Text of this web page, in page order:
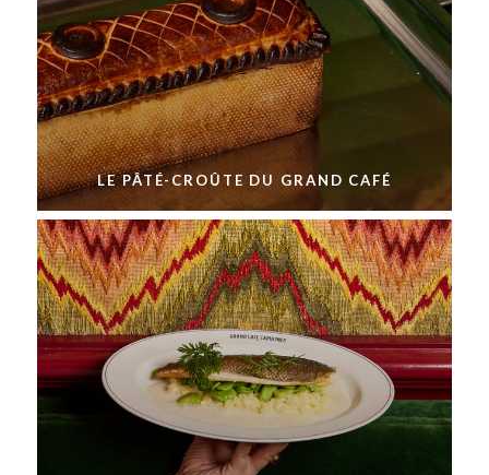
LE PÂTÉ-CROÛTE DU GRAND CAFÉ